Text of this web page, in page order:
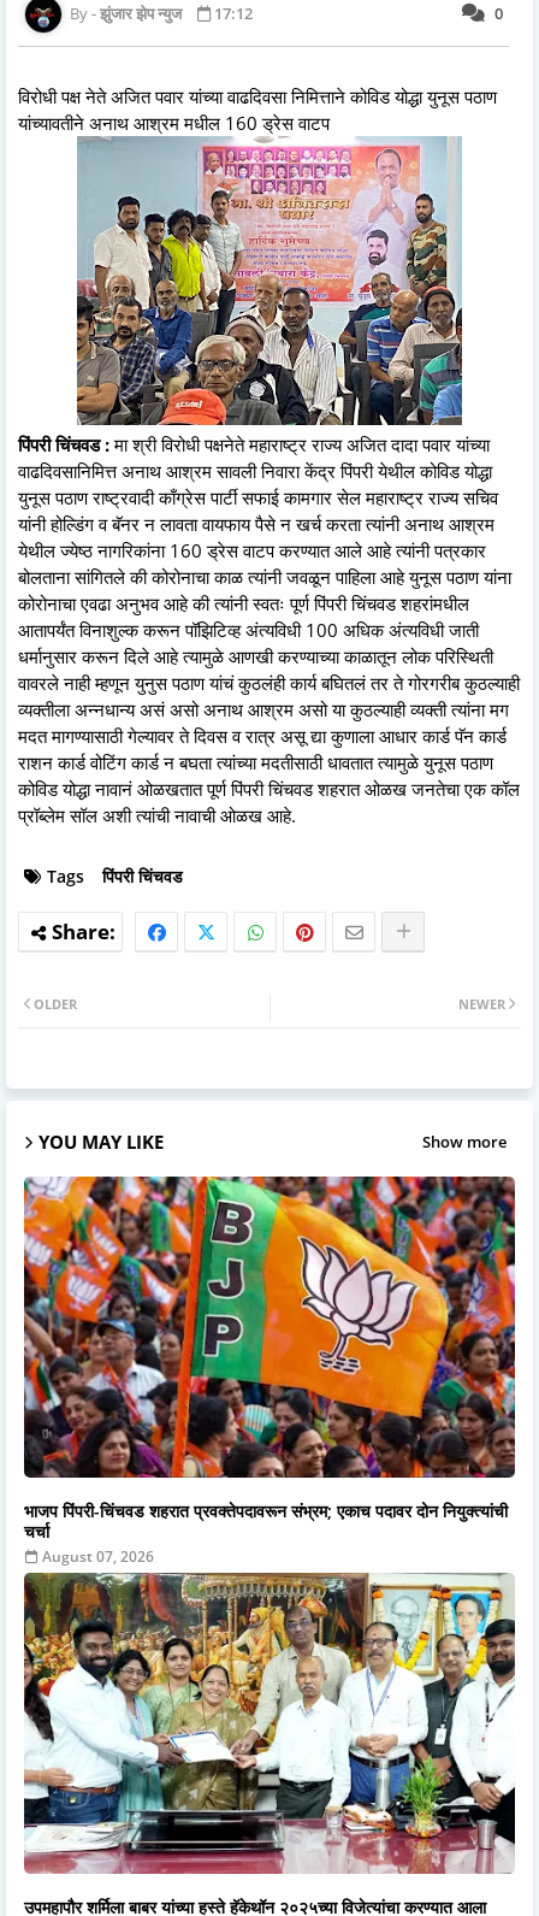
0
झुंजार झेप न्युज 17:12
विरोधी पक्ष नेते अजित पवार यांच्या वाढदिवसा निमित्ताने कोविड योद्धा युनूस पठाण
यांच्यावतीने अनाथ आश्रम मधील 160 ड्रेस वाटप
पिंपरी चिंचवड :मा श्री विरोधी पक्षनेते महाराष्ट्र राज्य अजित दादा पवार यांच्या
वाढदिवसानिमित्त अनाथ आश्रम सावली निवारा केंद्र पिंपरी येथील कोविड योद्धा
युनूस पठाण राष्ट्रवादी काँग्रेस पार्टी सफाई कामगार सेल महाराष्ट्र राज्य सचिव
यांनी होल्डिंग व बॅनर न लावता वायफाय पैसे न खर्च करता त्यांनी अनाथ आश्रम
येथील ज्येष्ठ नागरिकांना 160 ड्रेस वाटप करण्यात आले आहे त्यांनी पत्रकार
बोलताना सांगितले की कोरोनाचा काळ त्यांनी जवळून पाहिला आहे युनूस पठाण यांना
कोरोनाचा एवढा अनुभव आहे की त्यांनी स्वतः पूर्ण पिंपरी चिंचवड शहरांमधील
आतापर्यंत विनाशुल्क करून पॉझिटिव्ह अंत्यविधी 100 अधिक अंत्यविधी जाती
धर्मानुसार करून दिले आहे त्यामुळे आणखी करण्याच्या काळातून लोक परिस्थिती
वावरले नाही म्हणून युनुस पठाण यांचं कुठलंही कार्य बघितलं तर ते गोरगरीब कुठल्याही
व्यक्तीला अन्नधान्य असं असो अनाथ आश्रम असो या कुठल्याही व्यक्ती त्यांना मग
मदत मागण्यासाठी गेल्यावर ते दिवस व रात्र असू द्या कुणाला आधार कार्ड पॅन कार्ड
राशन कार्ड वोटिंग कार्ड न बघता त्यांच्या मदतीसाठी धावतात त्यामुळे युनूस पठाण
कोविड योद्धा नावानं ओळखतात पूर्ण पिंपरी चिंचवड शहरात ओळख जनतेचा एक कॉल
प्रॉब्लेम सॉल अशी त्यांची नावाची ओळख आहे.
Tags पिंपरी चिंचवड
NEWER
OLDER
YOU MAY LIKE Show more
भाजप पिंपरी-चिंचवड शहरात प्रवक्तेपदावरून संभ्रम; एकाच पदावर दोन नियुक्त्यांची
चर्चा
August 07, 2026
उपमहापौर शर्मिला बाबर यांच्या हस्ते हॅकेथॉन २०२५च्या विजेत्यांचा करण्यात आला